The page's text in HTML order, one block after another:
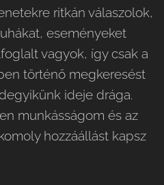
ritkán válaszolok,
eseményeket
vagyok, így csak a
történő megkeresést
ideje drága.
munkásságom és az
hozzáállást kapsz